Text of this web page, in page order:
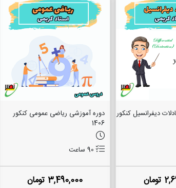
دیفرانسیل کنکور
دوره آموزشی ریاضی عمومی کنکور
1406
90 ساعت
3,490,000 تومان